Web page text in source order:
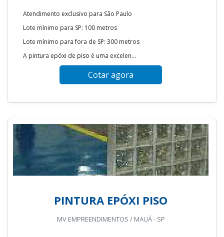
Atendimento exclusivo para São Paulo
Lote mínimo para SP: 100 metros
Lote mínimo para fora de SP: 300 metros
A pintura epóxi de piso é uma excelen...
Cotar agora
PINTURA EPÓXI PISO
MV EMPREENDIMENTOS / MAUÁ - SP